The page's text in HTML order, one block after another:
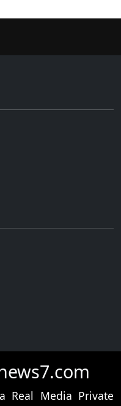
Real Media Private